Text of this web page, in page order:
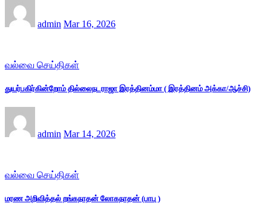
admin Mar 16, 2026
வல்வை செய்திகள்
துயர்பகிர்கின்றோம் தில்லைநடராஜா இரத்தினம்மா ( இரத்தினம் அக்கா/ஆச்சி)
admin Mar 14, 2026
வல்வை செய்திகள்
மரண அறிவித்தல் றங்கநாதன் லோகநாதன் (பாபு )